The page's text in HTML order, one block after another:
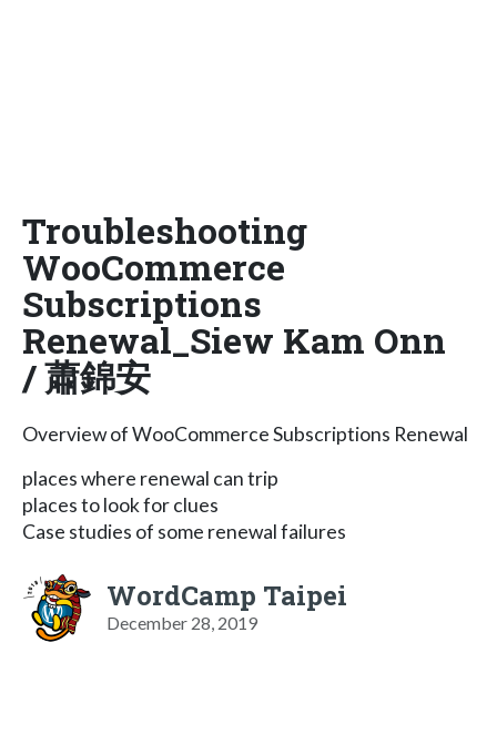
Troubleshooting
WooCommerce
Subscriptions
Renewal_Siew Kam Onn
/ 蕭錦安
Overview of WooCommerce Subscriptions Renewal
places where renewal can trip
places to look for clues
Case studies of some renewal failures
WordCamp Taipei
December 28, 2019